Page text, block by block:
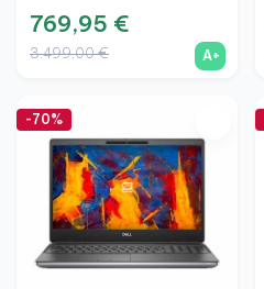
Quadro T2000 Max-Q
4GB, A+
769,95 €
3.499,00 € A+
-70%